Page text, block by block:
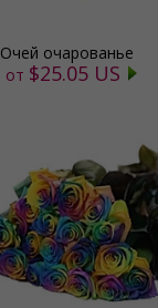
Очей очарованье
от $25.05 US